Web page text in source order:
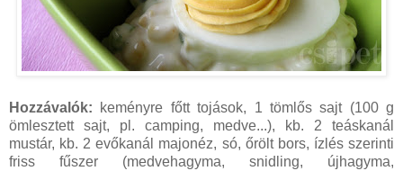
Hozzávalók: keményre főtt tojások, 1 tömlős sajt (100 g
ömlesztett sajt, pl. camping, medve...), kb. 2 teáskanál
mustár, kb. 2 evőkanál majonéz, só, őrölt bors, ízlés szerinti
friss fűszer (medvehagyma, snidling, újhagyma,